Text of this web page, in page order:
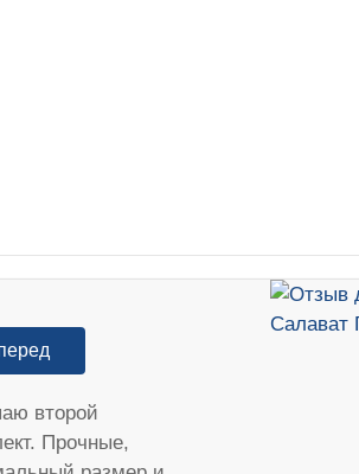
второй
Прочные,